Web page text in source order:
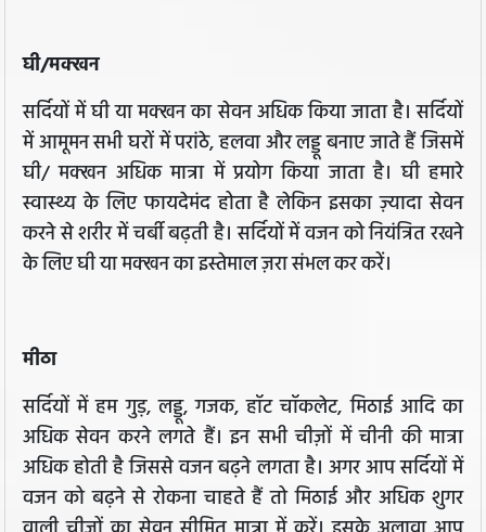
घी/मक्खन
सर्दियों में घी या मक्खन का सेवन अधिक किया जाता है। सर्दियों
में आमूमन सभी घरों में परांठे, हलवा और लड्डू बनाए जाते हैं जिसमें
घी/ मक्खन अधिक मात्रा में प्रयोग किया जाता है। घी हमारे
स्वास्थ्य के लिए फायदेमंद होता है लेकिन इसका ज़्यादा सेवन
करने से शरीर में चर्बी बढ़ती है। सर्दियों में वजन को नियंत्रित रखने
के लिए घी या मक्खन का इस्तेमाल ज़रा संभल कर करें।
मीठा
सर्दियों में हम गुड़, लड्डू, गजक, हॉट चॉकलेट, मिठाई आदि का
अधिक सेवन करने लगते हैं। इन सभी चीज़ों में चीनी की मात्रा
अधिक होती है जिससे वजन बढ़ने लगता है। अगर आप सर्दियों में
वजन को बढ़ने से रोकना चाहते हैं तो मिठाई और अधिक शुगर